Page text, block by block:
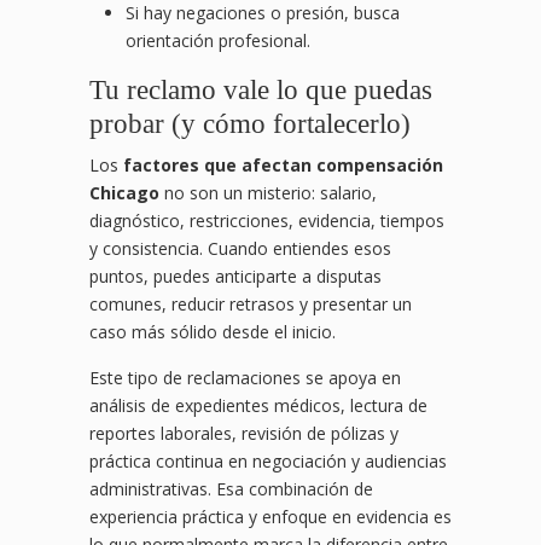
Si hay negaciones o presión, busca
orientación profesional.
Tu reclamo vale lo que puedas
probar (y cómo fortalecerlo)
Los factores que afectan compensación
Chicago no son un misterio: salario,
diagnóstico, restricciones, evidencia, tiempos
y consistencia. Cuando entiendes esos
puntos, puedes anticiparte a disputas
comunes, reducir retrasos y presentar un
caso más sólido desde el inicio.
Este tipo de reclamaciones se apoya en
análisis de expedientes médicos, lectura de
reportes laborales, revisión de pólizas y
práctica continua en negociación y audiencias
administrativas. Esa combinación de
experiencia práctica y enfoque en evidencia es